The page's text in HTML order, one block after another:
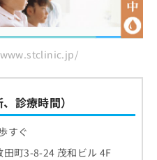
診療時間）
すぐ
町3-8-24 茂和ビル 4F